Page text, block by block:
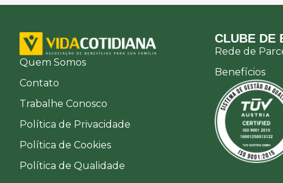
Quem Somos
Contato
Trabalhe Conosco
Política de Privacidade
Política de Cookies
Política de Qualidade
CLUBE DE
Rede de
Benefícios